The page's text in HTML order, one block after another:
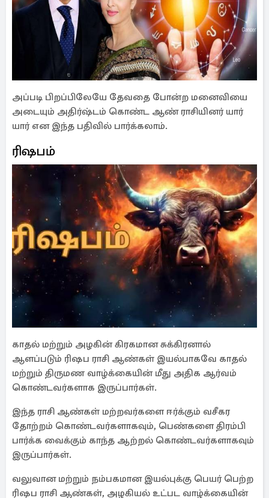
அப்படி பிறப்பிலேயே தேவதை போன்ற மனைவியை
அடையும் அதிர்ஷ்டம் கொண்ட ஆண் ராசியினர் யார்
யார் என இந்த பதிவில் பார்க்கலாம்.
ரிஷபம்
காதல் மற்றும் அழகின் கிரகமான சுக்கிரனால்
ஆளப்படும் ரிஷப ராசி ஆண்கள் இயல்பாகவே காதல்
மற்றும் திருமண வாழ்க்கையின் மீது அதிக ஆர்வம்
கொண்டவர்களாக இருப்பார்கள்.
இந்த ராசி ஆண்கள் மற்றவர்களை ஈர்க்கும் வசீகர
தோற்றம் கொண்டவர்களாகவும், பெண்களை திரம்பி
பார்க்க வைக்கும் காந்த ஆற்றல் கொண்டவர்களாகவும்
இருப்பார்கள்.
வலுவான மற்றும் நம்பகமான இயல்புக்கு பெயர் பெற்ற
ரிஷப ராசி ஆண்கள், அழகியல் உட்பட வாழ்க்கையின்